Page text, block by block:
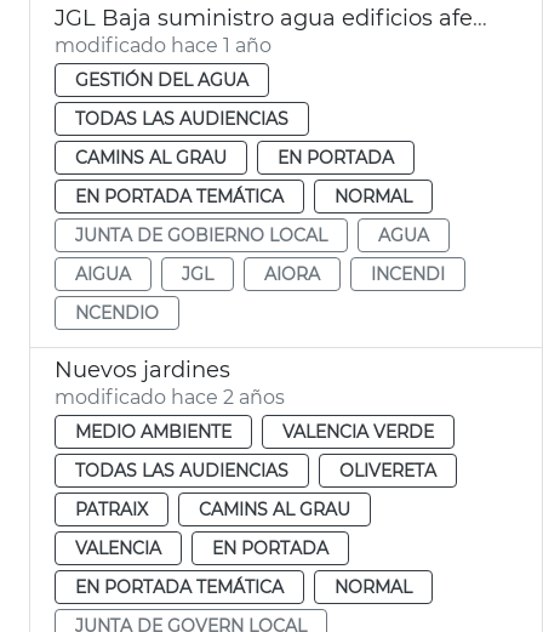
JGL Baja suministro agua edificios afectados incendio avenida del Puerto València
modificado hace 1 año
GESTIÓN DEL AGUA
TODAS LAS AUDIENCIAS
CAMINS AL GRAU
EN PORTADA
EN PORTADA TEMÁTICA
NORMAL
JUNTA DE GOBIERNO LOCAL
AGUA
AIGUA
JGL AIORA
INCENDI
NCENDIO
Nuevos jardines
modificado hace 2 años
MEDIO AMBIENTE
VALENCIA VERDE
TODAS LAS AUDIENCIAS
OLIVERETA
PATRAIX
CAMINS AL GRAU
VALENCIA
EN PORTADA
EN PORTADA TEMÁTICA
NORMAL
JUNTA DE GOVERN LOCAL